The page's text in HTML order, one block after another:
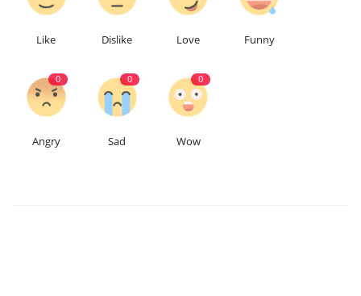
Like Dislike Love Funny
0
Angry
0
Sad
0
Wow